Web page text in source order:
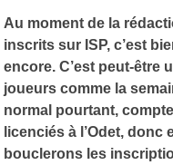
Au moment de la
inscrits sur ISP, c’est
encore. C’est peut-être
joueurs comme la
normal pourtant,
licenciés à l’Odet,
bouclerons les